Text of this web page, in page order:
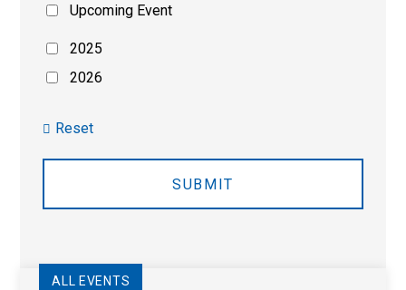
Upcoming Event
2025
2026
Reset
ALL EVENTS